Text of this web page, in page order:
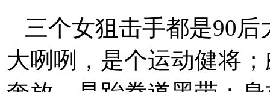
三个女狙击手都是90
大咧咧，是个运动健将